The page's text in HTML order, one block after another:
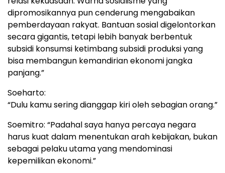
dipromosikannya pun cenderung mengabaikan
pemberdayaan rakyat. Bantuan sosial digelontorkan
secara gigantis, tetapi lebih banyak berbentuk
subsidi konsumsi ketimbang subsidi produksi yang
bisa membangun kemandirian ekonomi jangka
panjang.”
Soeharto:
“Dulu kamu sering dianggap kiri oleh sebagian orang.”
Soemitro: “Padahal saya hanya percaya negara
harus kuat dalam menentukan arah kebijakan, bukan
sebagai pelaku utama yang mendominasi
kepemilikan ekonomi.”